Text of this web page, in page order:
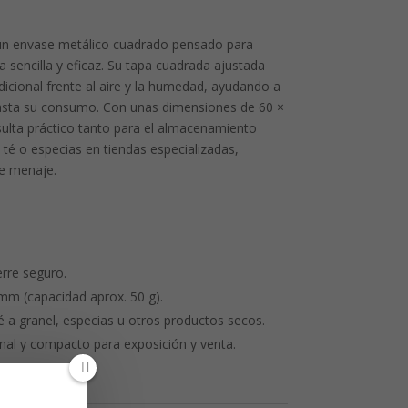
envase metálico cuadrado pensado para
sencilla y eficaz. Su tapa cuadrada ajustada
frente al aire y la humedad, ayudando a
su consumo. Con unas dimensiones de 60 ×
práctico tanto para el almacenamiento
o especias en tiendas especializadas,
menaje.
seguro.
(capacidad aprox. 50 g).
a granel, especias u otros productos secos.
y compacto para exposición y venta.